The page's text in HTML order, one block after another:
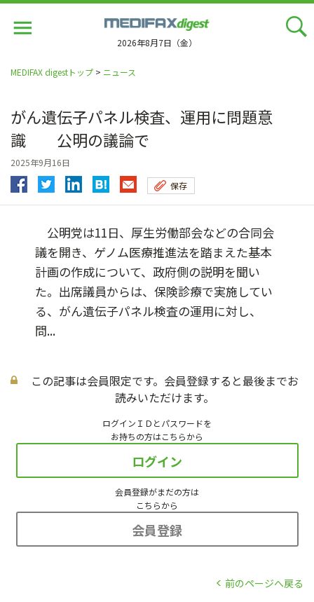
2026年8月7日（金）
MEDIFAX digestトップ > ニュース
がん遺伝子パネル検査、運用に問題意
識 公明の議論で
2025年9月16日
保存
公明党は11日、厚生労働部会などの合同会
議を開き、ゲノム医療推進法を踏まえた基本
計画の作成について、政府側の説明を聞い
た。出席議員からは、保険診療で実施してい
る、がん遺伝子パネル検査の運用に対し、
問...
この記事は会員限定です。会員登録すると最後までお
読みいただけます。
ログインＩＤとパスワードを
お持ちの方はこちらから
ログイン
会員登録がまだの方は
こちらから
会員登録
前のページへ戻る